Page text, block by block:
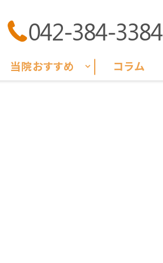
042-384-3384
当院おすすめ コラム